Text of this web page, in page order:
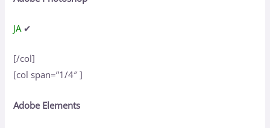
JA ✔
[/col]
[col span=”1/4″ ]
Adobe Elements